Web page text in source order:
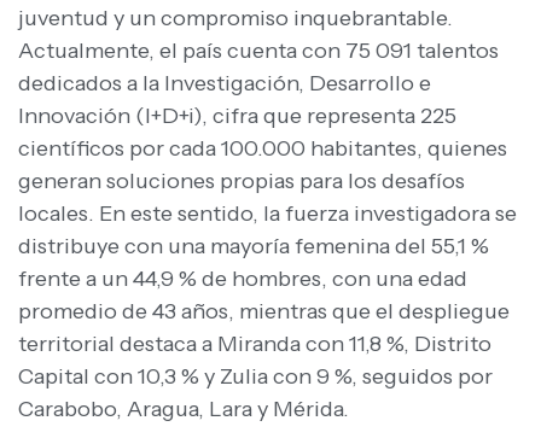
juventud y un compromiso inquebrantable.
Actualmente, el país cuenta con 75 091 talentos
dedicados a la Investigación, Desarrollo e
Innovación (I+D+i), cifra que representa 225
científicos por cada 100.000 habitantes, quienes
generan soluciones propias para los desafíos
locales. En este sentido, la fuerza investigadora se
distribuye con una mayoría femenina del 55,1 %
frente a un 44,9 % de hombres, con una edad
promedio de 43 años, mientras que el despliegue
territorial destaca a Miranda con 11,8 %, Distrito
Capital con 10,3 % y Zulia con 9 %, seguidos por
Carabobo, Aragua, Lara y Mérida.